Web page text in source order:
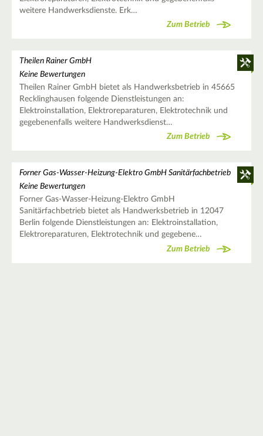
weitere Handwerksdienste. Erk…
Zum Betrieb
Theilen Rainer GmbH
Keine Bewertungen
Theilen Rainer GmbH bietet als Handwerksbetrieb in 45665
Recklinghausen folgende Dienstleistungen an:
Elektroinstallation, Elektroreparaturen, Elektrotechnik und
gegebenenfalls weitere Handwerksdienst…
Zum Betrieb
Forner Gas-Wasser-Heizung-Elektro GmbH Sanitärfachbetrieb
Keine Bewertungen
Forner Gas-Wasser-Heizung-Elektro GmbH
Sanitärfachbetrieb bietet als Handwerksbetrieb in 12047
Berlin folgende Dienstleistungen an: Elektroinstallation,
Elektroreparaturen, Elektrotechnik und gegebene…
Zum Betrieb